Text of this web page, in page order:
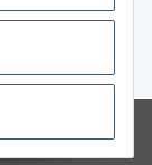
zzgl.